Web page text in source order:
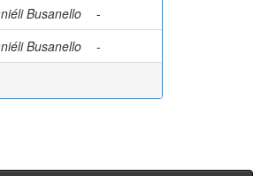
Busanello
-
Busanello
-